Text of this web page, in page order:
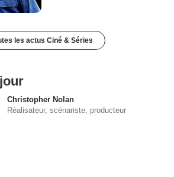
les actus Ciné & Séries
Christopher Nolan
Réalisateur, scénariste, producteur